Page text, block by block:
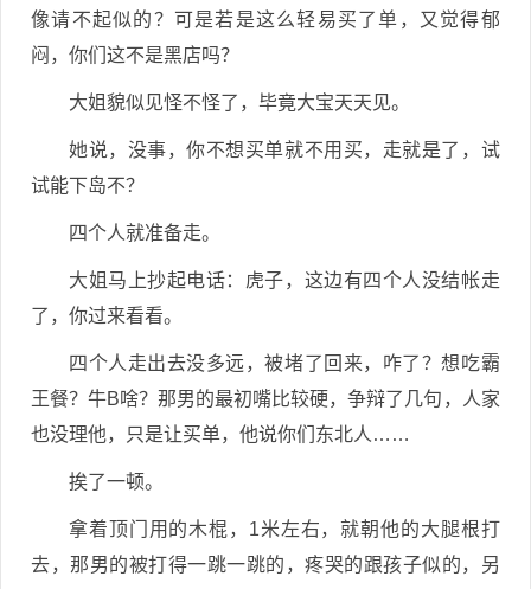
像请不起似的？可是若是这么轻易买了单，又觉得郁
闷，你们这不是黑店吗？
大姐貌似见怪不怪了，毕竟大宝天天见。
她说，没事，你不想买单就不用买，走就是了，试
试能下岛不？
四个人就准备走。
大姐马上抄起电话：虎子，这边有四个人没结帐走
了，你过来看看。
四个人走出去没多远，被堵了回来，咋了？想吃霸
王餐？牛B啥？那男的最初嘴比较硬，争辩了几句，人家
也没理他，只是让买单，他说你们东北人……
挨了一顿。
拿着顶门用的木棍，1米左右，就朝他的大腿根打
去，那男的被打得一跳一跳的，疼哭的跟孩子似的，另